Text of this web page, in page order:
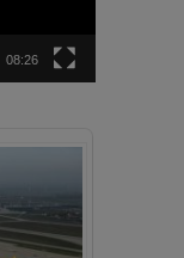
08:26